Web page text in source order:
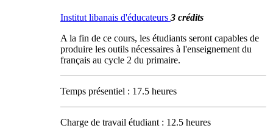
Institut libanais d'éducateurs 3 crédits
A la fin de ce cours, les étudiants seront capables de
produire les outils nécessaires à l'enseignement du
français au cycle 2 du primaire.
Temps présentiel : 17.5 heures
Charge de travail étudiant : 12.5 heures